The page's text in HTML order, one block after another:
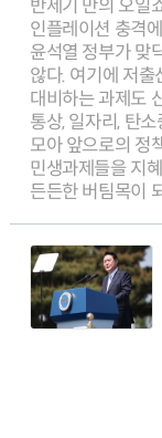
반세기 만의 오일
인플레이션 충격
윤석열 정부가 맞
않다. 여기에 저출
대비하는 과제도
통상, 일자리, 탄
모아 앞으로의 정
민생과제들을 지
든든한 버팀목이